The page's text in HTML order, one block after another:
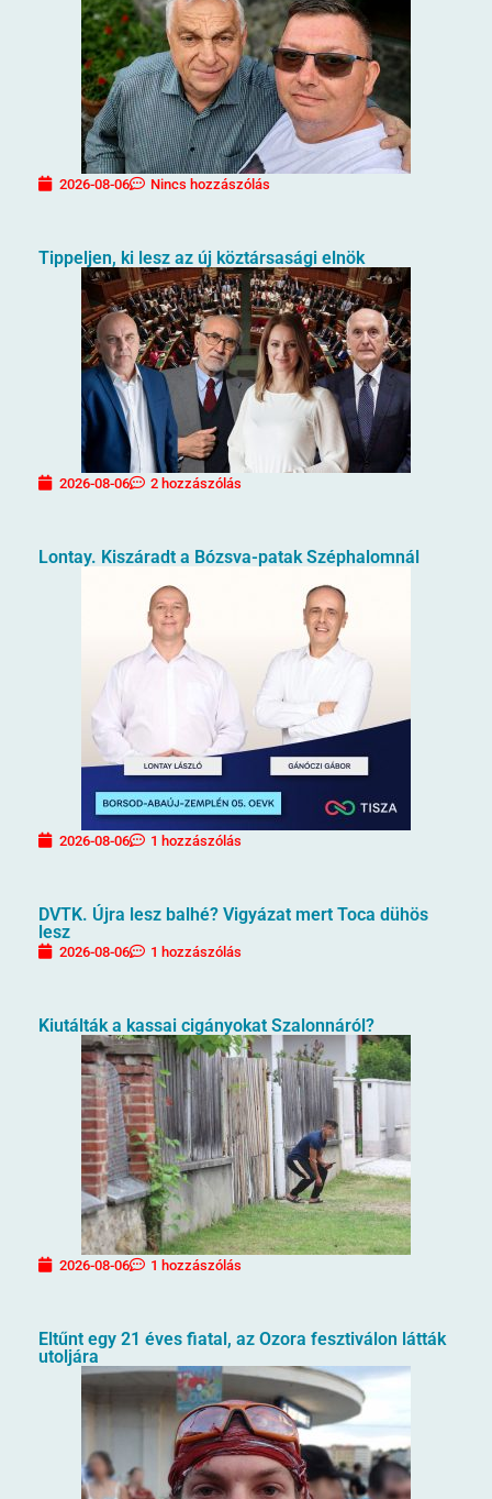
2026-08-06 Nincs hozzászólás
Tippeljen, ki lesz az új köztársasági elnök
2026-08-06 2 hozzászólás
Lontay. Kiszáradt a Bózsva-patak Széphalomnál
2026-08-06 1 hozzászólás
DVTK. Újra lesz balhé? Vigyázat mert Toca dühös
lesz
2026-08-06 1 hozzászólás
Kiutálták a kassai cigányokat Szalonnáról?
2026-08-06 1 hozzászólás
Eltűnt egy 21 éves fiatal, az Ozora fesztiválon látták
utoljára